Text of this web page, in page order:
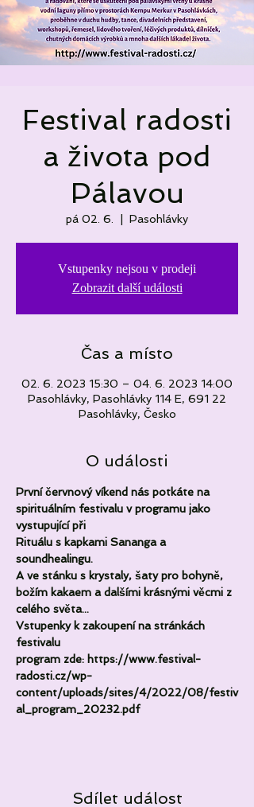
Festival radosti
a života pod
Pálavou
pá 02. 6. Pasohlávky
Vstupenky nejsou v prodeji
Zobrazit další události
Čas a místo
02. 6. 2023 15:30 – 04. 6. 2023 14:00
Pasohlávky, Pasohlávky 114 E, 691 22
Pasohlávky, Česko
O události
První červnový víkend nás potkáte na
spirituálním festivalu v programu jako
vystupující při
Rituálu s kapkami Sananga a
soundhealingu.
A ve stánku s krystaly, šaty pro bohyně,
božím kakaem a dalšími krásnými věcmi z
celého světa...
Vstupenky k zakoupení na stránkách
festivalu
program zde: https://www.festival-
radosti.cz/wp-
content/uploads/sites/4/2022/08/festiv
al_program_20232.pdf
Sdílet událost